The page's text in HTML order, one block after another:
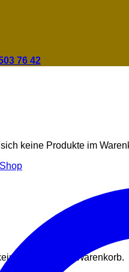
keine Produkte im
Produkte im Warenkorb.
76 42